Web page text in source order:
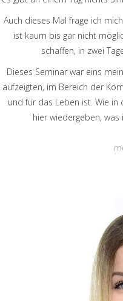
Auch dieses Mal frage ich
ist kaum bis gar nicht
schaffen, in zwei
Dieses Seminar war eins
aufzeigten, im Bereich der
und für das Leben ist. Wie in
hier wiedergeben,